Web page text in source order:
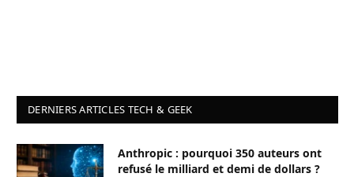
DERNIERS ARTICLES TECH & GEEK
Anthropic : pourquoi 350 auteurs ont
refusé le milliard et demi de dollars ?